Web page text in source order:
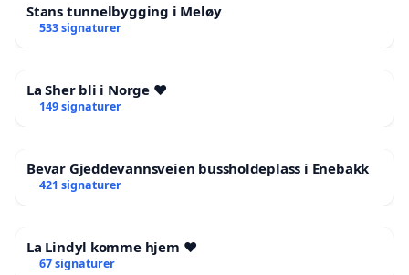
Stans tunnelbygging i Meløy
533 signaturer
La Sher bli i Norge ❤️
149 signaturer
Bevar Gjeddevannsveien bussholdeplass i Enebakk
421 signaturer
La Lindyl komme hjem ❤️
67 signaturer